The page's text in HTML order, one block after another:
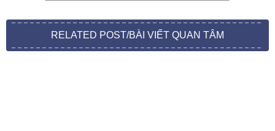
RELATED POST/BÀI VIẾT QUAN TÂM